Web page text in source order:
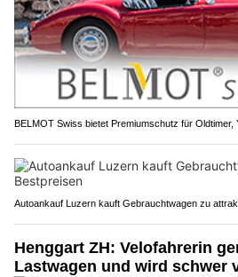
BELMOT Swiss bietet Premiumschutz für Oldtimer,
Autoankauf Luzern kauft Gebrauchtwagen zu
Henggart ZH: Velofahrerin
Lastwagen und wird schwer